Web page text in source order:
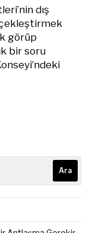
dış
görüp
bir soru
Ara